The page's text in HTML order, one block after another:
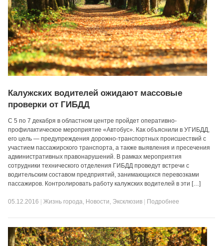
Калужских водителей ожидают массовые
проверки от ГИБДД
С 5 по 7 декабря в областном центре пройдет оперативно-
профилактическое мероприятие «Автобус». Как объяснили в УГИБДД,
его цель — предупреждения дорожно-транспортных происшествий с
участием пассажирского транспорта, а также выявления и пресечения
административных правонарушений. В рамках мероприятия
сотрудники технического отделения ГИБДД проведут встречи с
водительским составом предприятий, занимающихся перевозками
пассажиров. Контролировать работу калужских водителей в эти […]
05.12.2016 |Жизнь города, Новости, Эксклюзив Подробнее